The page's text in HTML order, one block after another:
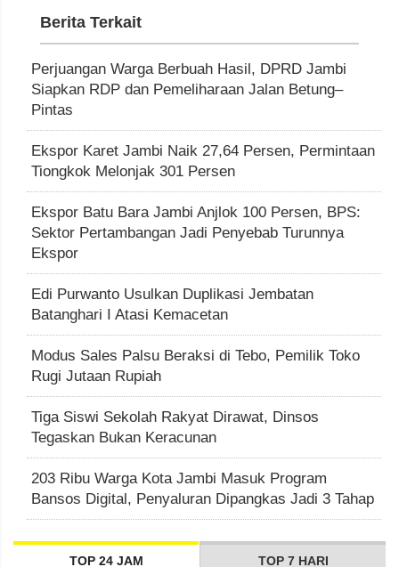
Berita Terkait
Perjuangan Warga Berbuah Hasil, DPRD Jambi
Siapkan RDP dan Pemeliharaan Jalan Betung–
Pintas
Ekspor Karet Jambi Naik 27,64 Persen, Permintaan
Tiongkok Melonjak 301 Persen
Ekspor Batu Bara Jambi Anjlok 100 Persen, BPS:
Sektor Pertambangan Jadi Penyebab Turunnya
Ekspor
Edi Purwanto Usulkan Duplikasi Jembatan
Batanghari I Atasi Kemacetan
Modus Sales Palsu Beraksi di Tebo, Pemilik Toko
Rugi Jutaan Rupiah
Tiga Siswi Sekolah Rakyat Dirawat, Dinsos
Tegaskan Bukan Keracunan
203 Ribu Warga Kota Jambi Masuk Program
Bansos Digital, Penyaluran Dipangkas Jadi 3 Tahap
TOP 24 JAM TOP 7 HARI